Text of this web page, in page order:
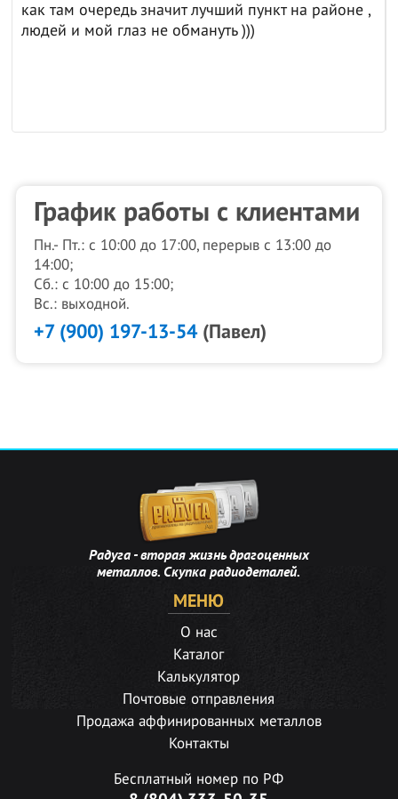
как там очередь значит лучший пункт на районе ,
людей и мой глаз не обмануть )))
График работы с клиентами
Пн.- Пт.: с 10:00 до 17:00, перерыв с 13:00 до
14:00;
Сб.: с 10:00 до 15:00;
Вс.: выходной.
+7 (900) 197-13-54(Павел)
Радуга - вторая жизнь драгоценных
металлов. Скупка радиодеталей.
МЕНЮ
О нас
Каталог
Калькулятор
Почтовые отправления
Продажа аффинированных металлов
Контакты
Бесплатный номер по РФ